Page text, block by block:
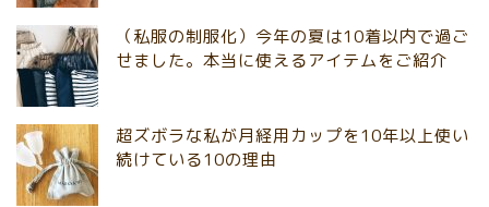
（私服の制服化）今年の夏は10着以内で過ご
せました。本当に使えるアイテムをご紹介
超ズボラな私が月経用カップを10年以上使い
続けている10の理由